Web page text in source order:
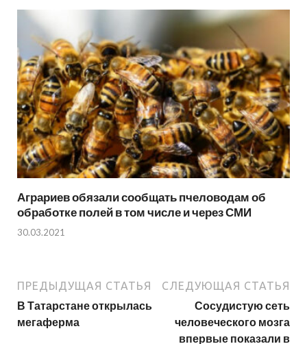
Аграриев обязали сообщать пчеловодам об
обработке полей в том числе и через СМИ
30.03.2021
ПРЕДЫДУЩАЯ СТАТЬЯ
В Татарстане открылась
мегаферма
СЛЕДУЮЩАЯ СТАТЬЯ
Сосудистую сеть
человеческого мозга
впервые показали в